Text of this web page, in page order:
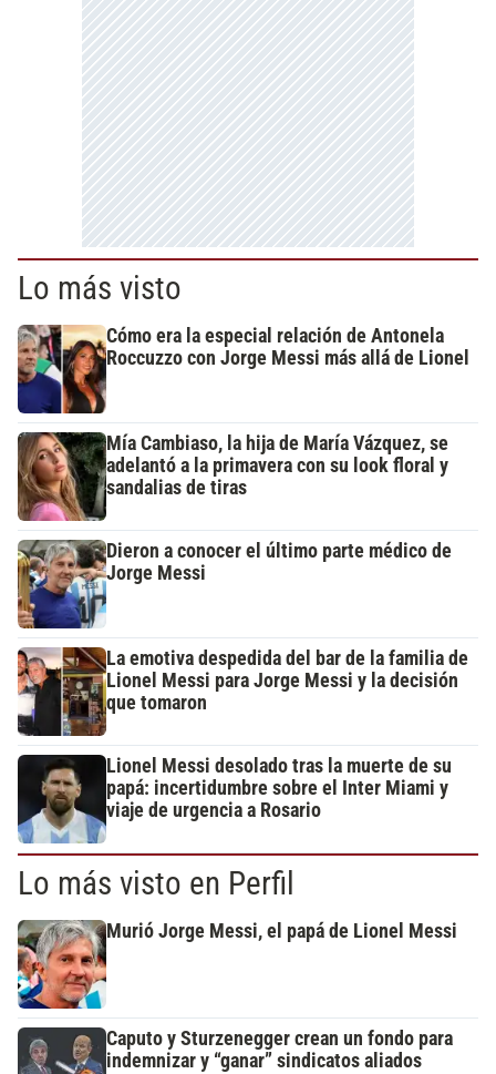
Lo más visto
Cómo era la especial relación de Antonela
Roccuzzo con Jorge Messi más allá de Lionel
Mía Cambiaso, la hija de María Vázquez, se
adelantó a la primavera con su look floral y
sandalias de tiras
Dieron a conocer el último parte médico de
Jorge Messi
La emotiva despedida del bar de la familia de
Lionel Messi para Jorge Messi y la decisión
que tomaron
Lionel Messi desolado tras la muerte de su
papá: incertidumbre sobre el Inter Miami y
viaje de urgencia a Rosario
Lo más visto en Perfil
Murió Jorge Messi, el papá de Lionel Messi
Caputo y Sturzenegger crean un fondo para
indemnizar y “ganar” sindicatos aliados